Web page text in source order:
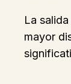
La
mayor